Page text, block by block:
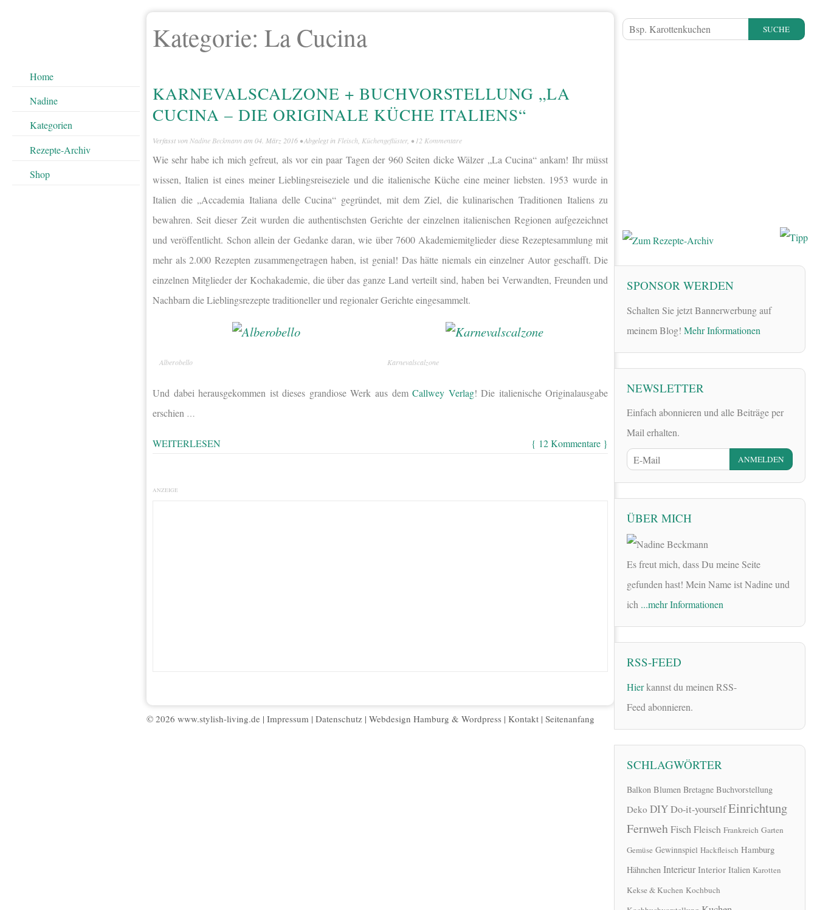
Home
Nadine
Kategorien
Rezepte-Archiv
Shop
Kategorie: La Cucina
KARNEVALSCALZONE + BUCHVORSTELLUNG „LA
CUCINA – DIE ORIGINALE KÜCHE ITALIENS“
Verfasst von Nadine Beckmann am 04. März 2016 • Abgelegt in Fleisch, Küchengeflüster, •12 Kommentare
Wie sehr habe ich mich gefreut, als vor ein paar Tagen der 960 Seiten dicke Wälzer „La Cucina“ ankam! Ihr müsst
wissen, Italien ist eines meiner Lieblingsreiseziele und die italienische Küche eine meiner liebsten. 1953 wurde in
Italien die „Accademia Italiana delle Cucina“ gegründet, mit dem Ziel, die kulinarischen Traditionen Italiens zu
bewahren. Seit dieser Zeit wurden die authentischsten Gerichte der einzelnen italienischen Regionen aufgezeichnet
und veröffentlicht. Schon allein der Gedanke daran, wie über 7600 Akademiemitglieder diese Rezeptesammlung mit
mehr als 2.000 Rezepten zusammengetragen haben, ist genial! Das hätte niemals ein einzelner Autor geschafft. Die
einzelnen Mitglieder der Kochakademie, die über das ganze Land verteilt sind, haben bei Verwandten, Freunden und
Nachbarn die Lieblingsrezepte traditioneller und regionaler Gerichte eingesammelt.
Alberobello Karnevalscalzone
Und dabei herausgekommen ist dieses grandiose Werk aus demCallwey Verlag! Die italienische Originalausgabe
erschien …
WEITERLESEN { 12 Kommentare }
ANZEIGE
© 2026 www.stylish-living.de | Impressum | Datenschutz | Webdesign Hamburg & Wordpress | Kontakt | Seitenanfang
SUCHE
SPONSOR WERDEN
Schalten Sie jetzt Bannerwerbung auf
meinem Blog! Mehr Informationen
NEWSLETTER
Einfach abonnieren und alle Beiträge per
Mail erhalten.
ÜBER MICH
Es freut mich, dass Du meine Seite
gefunden hast! Mein Name ist Nadine und
ich ...mehr Informationen
RSS-FEED
Hierkannst du meinen RSS-
Feed abonnieren.
SCHLAGWÖRTER
Balkon Blumen Bretagne Buchvorstellung
Deko DIYDo-it-yourselfEinrichtung
FernwehFischFleisch Frankreich Garten
Gemüse Gewinnspiel Hackfleisch Hamburg
Hähnchen Interieur Interior Italien Karotten
Kekse & Kuchen Kochbuch